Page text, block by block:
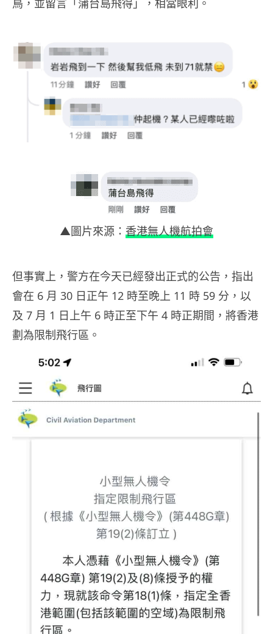
▲圖片來源： 香港無人機航拍會
但事實上，警方在今天已經發出正式的公告，指出
會在 6 月 30 日正午 12 時至晚上 11 時 59 分，以
及 7 月 1 日上午 6 時正至下午 4 時正期間，將香港
劃為限制飛行區。